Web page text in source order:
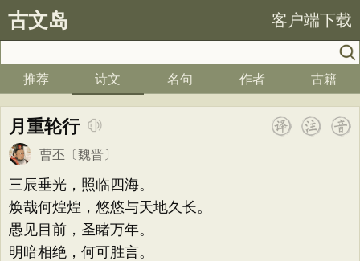
古文岛 客户端下载
推荐 诗文 名句 作者 古籍
月重轮行
曹丕 〔魏晋〕
三辰垂光，照临四海。
焕哉何煌煌，悠悠与天地久长。
愚见目前，圣睹万年。
明暗相绝，何可胜言。